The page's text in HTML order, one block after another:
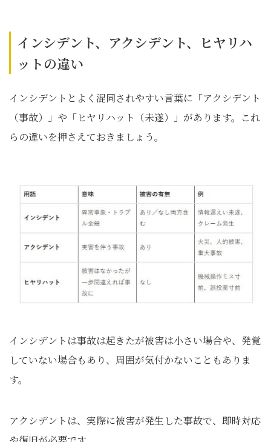
インシデント、アクシデント、ヒヤリハ
ットの違い
インシデントとよく混同されやすい言葉に「アクシデント
（事故）」や「ヒヤリハット（未遂）」があります。これ
らの違いを押さえておきましょう。
インシデントは事故は起きたが被害は小さい場合や、発覚
していない場合もあり、周囲が気付かないこともありま
す。
アクシデントは、実際に被害が発生した事故で、即時対応